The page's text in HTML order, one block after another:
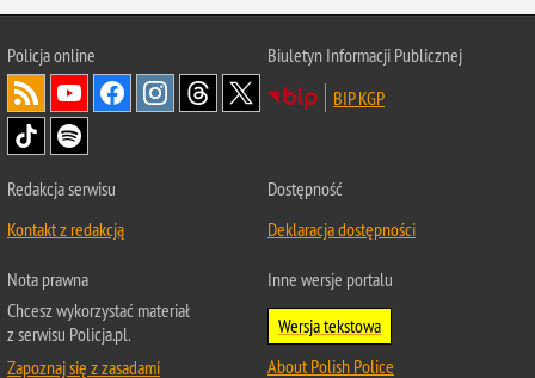
Policjaonline
Biuletyn Informacji Publicznej
BIP KGP
Redakcja serwisu
Kontakt z redakcją
Dostępność
Deklaracja dostępności
Nota prawna
Chcesz wykorzystać materiał
z serwisu Policja.pl.
Zapoznaj się z zasadami
Inne wersje portalu
Wersja tekstowa
About Polish Police